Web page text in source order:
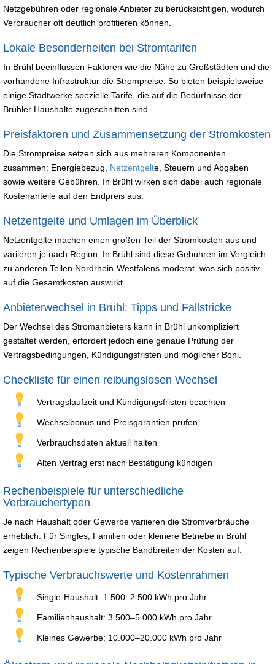
Netzgebühren oder regionale Anbieter zu berücksichtigen, wodurch
Verbraucher oft deutlich profitieren können.
Lokale Besonderheiten bei Stromtarifen
In Brühl beeinflussen Faktoren wie die Nähe zu Großstädten und die
vorhandene Infrastruktur die Strompreise. So bieten beispielsweise
einige Stadtwerke spezielle Tarife, die auf die Bedürfnisse der
Brühler Haushalte zugeschnitten sind.
Preisfaktoren und Zusammensetzung der Stromkosten
Die Strompreise setzen sich aus mehreren Komponenten
zusammen: Energiebezug, Netzentgelte, Steuern und Abgaben
sowie weitere Gebühren. In Brühl wirken sich dabei auch regionale
Kostenanteile auf den Endpreis aus.
Netzentgelte und Umlagen im Überblick
Netzentgelte machen einen großen Teil der Stromkosten aus und
variieren je nach Region. In Brühl sind diese Gebühren im Vergleich
zu anderen Teilen Nordrhein-Westfalens moderat, was sich positiv
auf die Gesamtkosten auswirkt.
Anbieterwechsel in Brühl: Tipps und Fallstricke
Der Wechsel des Stromanbieters kann in Brühl unkompliziert
gestaltet werden, erfordert jedoch eine genaue Prüfung der
Vertragsbedingungen, Kündigungsfristen und möglicher Boni.
Checkliste für einen reibungslosen Wechsel
Vertragslaufzeit und Kündigungsfristen beachten
Wechselbonus und Preisgarantien prüfen
Verbrauchsdaten aktuell halten
Alten Vertrag erst nach Bestätigung kündigen
Rechenbeispiele für unterschiedliche
Verbrauchertypen
Je nach Haushalt oder Gewerbe variieren die Stromverbräuche
erheblich. Für Singles, Familien oder kleinere Betriebe in Brühl
zeigen Rechenbeispiele typische Bandbreiten der Kosten auf.
Typische Verbrauchswerte und Kostenrahmen
Single-Haushalt: 1.500–2.500 kWh pro Jahr
Familienhaushalt: 3.500–5.000 kWh pro Jahr
Kleines Gewerbe: 10.000–20.000 kWh pro Jahr